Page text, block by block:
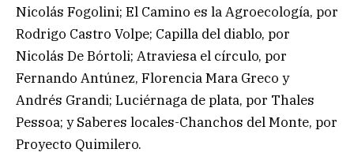
Nicolás Fogolini; El Camino es la Agroecología, por
Rodrigo Castro Volpe; Capilla del diablo, por
Nicolás De Bórtoli; Atraviesa el círculo, por
Fernando Antúnez, Florencia Mara Greco y
Andrés Grandi; Luciérnaga de plata, por Thales
Pessoa; y Saberes locales-Chanchos del Monte, por
Proyecto Quimilero.